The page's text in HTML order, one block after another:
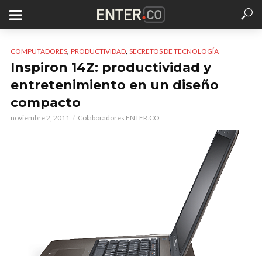
COMPUTADORES, PRODUCTIVIDAD, SECRETOS DE TECNOLOGÍA
Inspiron 14Z: productividad y
entretenimiento en un diseño
compacto
noviembre 2, 2011 Colaboradores ENTER.CO